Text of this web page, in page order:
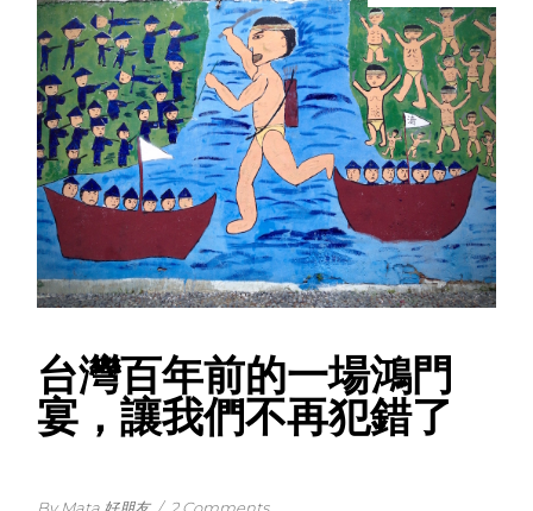
台灣百年前的一場鴻門
宴，讓我們不再犯錯了